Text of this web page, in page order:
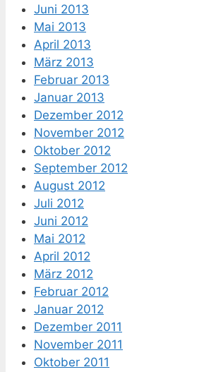
Juni 2013
Mai 2013
April 2013
März 2013
Februar 2013
Januar 2013
Dezember 2012
November 2012
Oktober 2012
September 2012
August 2012
Juli 2012
Juni 2012
Mai 2012
April 2012
März 2012
Februar 2012
Januar 2012
Dezember 2011
November 2011
Oktober 2011